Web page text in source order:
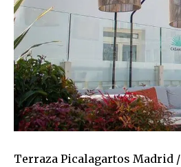
Terraza Picalagartos Madrid /